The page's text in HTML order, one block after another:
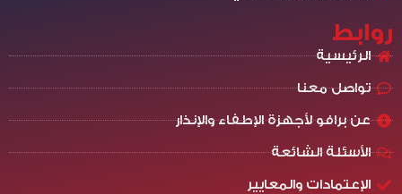
روابط
الرئيسية
تواصل معنا
عن برافو لأجهزة الإطفاء والإنذار
الأسئلة الشائعة
الإعتمادات والمعايير